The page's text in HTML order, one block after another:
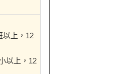
以上，12
以上，12